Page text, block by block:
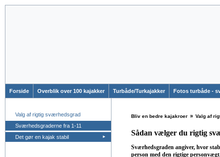
Forside Overblik over 100 kajakker Turbåde/Turkajakker Fotos turbåde -
Valg af rigtig sværhedsgrad
Sværhedsgraderne fra 1-11
►
Det gør en kajak stabil
Bliv en bedre kajakroer » Valg af
Sådan vælger du rigtig
Sværhedsgraden angiver, hvor
person med den rigtige